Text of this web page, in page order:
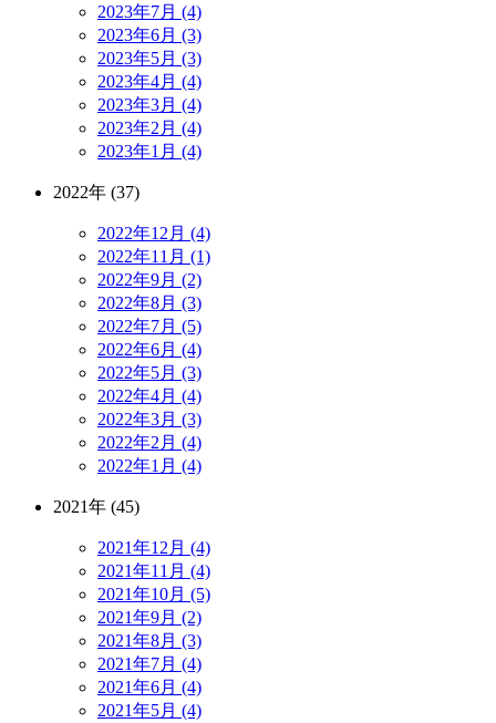
2023年7月 (4)
2023年6月 (3)
2023年5月 (3)
2023年4月 (4)
2023年3月 (4)
2023年2月 (4)
2023年1月 (4)
2022年 (37)
2022年12月 (4)
2022年11月 (1)
2022年9月 (2)
2022年8月 (3)
2022年7月 (5)
2022年6月 (4)
2022年5月 (3)
2022年4月 (4)
2022年3月 (3)
2022年2月 (4)
2022年1月 (4)
2021年 (45)
2021年12月 (4)
2021年11月 (4)
2021年10月 (5)
2021年9月 (2)
2021年8月 (3)
2021年7月 (4)
2021年6月 (4)
2021年5月 (4)